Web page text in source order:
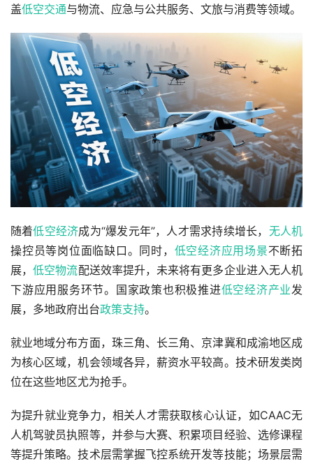
盖低空交通与物流、应急与公共服务、文旅与消费等领域。
随着低空经济成为“爆发元年”，人才需求持续增长， 无人机
操控员等岗位面临缺口。同时， 低空经济应用场景不断拓
展，低空物流配送效率提升，未来将有更多企业进入无人机
下游应用服务环节。国家政策也积极推进低空经济产业发
展，多地政府出台政策支持。
就业地域分布方面，珠三角、长三角、京津冀和成渝地区成
为核心区域，机会领域各异，薪资水平较高。技术研发类岗
位在这些地区尤为抢手。
为提升就业竞争力，相关人才需获取核心认证，如CAAC无
人机驾驶员执照等，并参与大赛、积累项目经验、选修课程
等提升策略。技术层需掌握飞控系统开发等技能；场景层需